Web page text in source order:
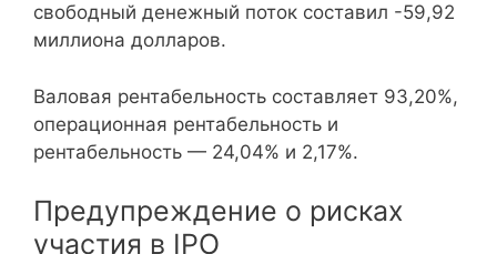
свободный денежный поток составил -59,92
миллиона долларов.
Валовая рентабельность составляет 93,20%,
операционная рентабельность и
рентабельность — 24,04% и 2,17%.
Предупреждение о рисках
участия в IPO